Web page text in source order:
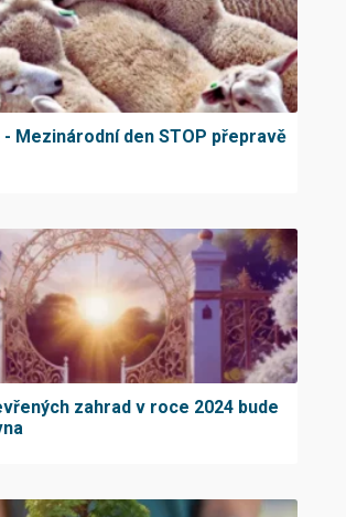
- Mezinárodní den STOP přepravě
zahrad v roce 2024 bude